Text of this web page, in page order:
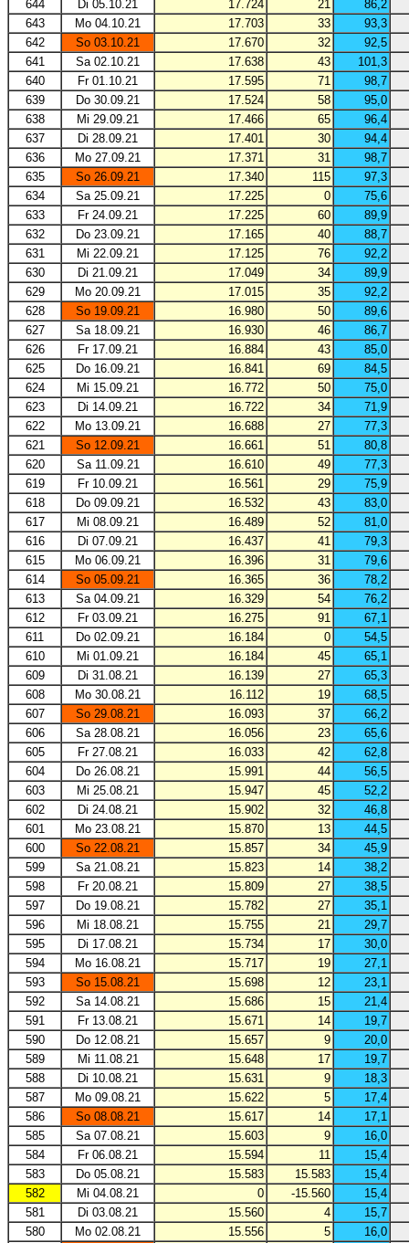
644 Di 05.10.21 17.724 21
86,2
643
Mo 04.10.21 17.703 33
93,3
642
So 03.10.21 17.670 32
92,5
641
Sa 02.10.21 17.638 43
101,3
640
Fr 01.10.21 17.595 71
98,7
639
Do 30.09.21 17.524 58
95,0
638
Mi 29.09.21 17.466 65
96,4
637
Di 28.09.21 17.401 30
94,4
636
Mo 27.09.21 17.371 31
98,7
635
So 26.09.21 17.340 115
97,3
634
Sa 25.09.21 17.225 0
75,6
633
Fr 24.09.21 17.225 60
89,9
632
Do 23.09.21 17.165 40
88,7
631
Mi 22.09.21 17.125 76
92,2
630
Di 21.09.21 17.049 34
89,9
629
Mo 20.09.21 17.015 35
92,2
628
So 19.09.21 16.980 50
89,6
627
Sa 18.09.21 16.930 46
86,7
626
Fr 17.09.21 16.884 43
85,0
625
Do 16.09.21 16.841 69
84,5
624
Mi 15.09.21 16.772 50
75,0
623
Di 14.09.21 16.722 34
71,9
622
Mo 13.09.21 16.688 27
77,3
621
So 12.09.21 16.661 51
80,8
620
Sa 11.09.21 16.610 49
77,3
619
Fr 10.09.21 16.561 29
75,9
618
Do 09.09.21 16.532 43
83,0
617
Mi 08.09.21 16.489 52
81,0
616
Di 07.09.21 16.437 41
79,3
615
Mo 06.09.21 16.396 31
79,6
614
So 05.09.21 16.365 36
78,2
613
Sa 04.09.21 16.329 54
76,2
612
Fr 03.09.21 16.275 91
67,1
611
Do 02.09.21 16.184 0
54,5
610
Mi 01.09.21 16.184 45
65,1
609
Di 31.08.21 16.139 27
65,3
608
Mo 30.08.21 16.112 19
68,5
607
So 29.08.21 16.093 37
66,2
606
Sa 28.08.21 16.056 23
65,6
605
Fr 27.08.21 16.033 42
62,8
604
Do 26.08.21 15.991 44
56,5
603
Mi 25.08.21 15.947 45
52,2
602
Di 24.08.21 15.902 32
46,8
601
Mo 23.08.21 15.870 13
44,5
600
So 22.08.21 15.857 34
45,9
599
Sa 21.08.21 15.823 14
38,2
598
Fr 20.08.21 15.809 27
38,5
597
Do 19.08.21 15.782 27
35,1
596
Mi 18.08.21 15.755 21
29,7
595
Di 17.08.21 15.734 17
30,0
594
Mo 16.08.21 15.717 19
27,1
593
So 15.08.21 15.698 12
23,1
592
Sa 14.08.21 15.686 15
21,4
591
Fr 13.08.21 15.671 14
19,7
590
Do 12.08.21 15.657 9
20,0
589
Mi 11.08.21 15.648 17
19,7
588
Di 10.08.21 15.631 9
18,3
587
Mo 09.08.21 15.622 5
17,4
586
So 08.08.21 15.617 14
17,1
585
Sa 07.08.21 15.603 9
16,0
584
Fr 06.08.21 15.594 11
15,4
583
Do 05.08.21 15.583 15.583
15,4
582
Mi 04.08.21 0 -15.560
15,4
581
Di 03.08.21 15.560 4
15,7
580
Mo 02.08.21 15.556 5
16,0